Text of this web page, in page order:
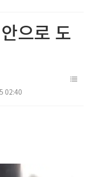
으로 도
02:40